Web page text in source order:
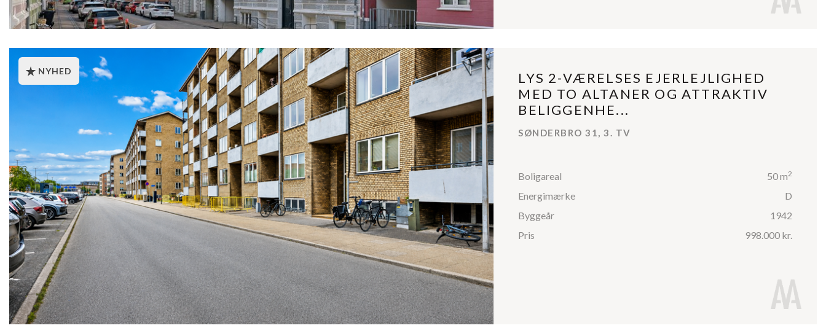
NYHED
LYS 2-VÆRELSES EJERLEJLIGHED
MED TO ALTANER OG ATTRAKTIV
BELIGGENHE...
SØNDERBRO 31, 3. TV
Boligareal 50 m2
Energimærke
D
Byggeår
1942
Pris
998.000 kr.